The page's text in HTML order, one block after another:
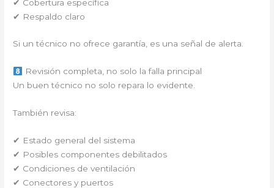
✔ Cobertura específica
✔ Respaldo claro
Si un técnico no ofrece garantía, es una señal de alerta.
Revisión completa, no solo la falla principal
Un buen técnico no solo repara lo evidente.
También revisa:
✔ Estado general del sistema
✔ Posibles componentes debilitados
✔ Condiciones de ventilación
✔ Conectores y puertos